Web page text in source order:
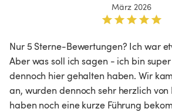
März 2026
Nur 5 Sterne-Bewertungen? Ich war
Aber was soll ich sagen - ich bin
dennoch hier gehalten haben. Wir
an, wurden dennoch sehr herzlich
haben noch eine kurze Führung